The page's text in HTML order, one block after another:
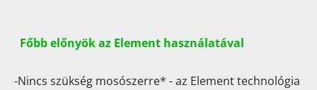
Főbb előnyök az Element használatával
-Nincs szükség mosószerre* - az Element technológia